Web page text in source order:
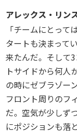
アレックス・リン
「チームにとっ
タートも決まって
来たんだ。そして
トサイドから何人
の時にゼブラゾー
フロント周りのフ
だ。空気が少しず
にポジションも落